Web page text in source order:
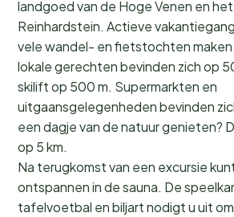
landgoed van de Hoge Venen en
Reinhardstein. Actieve
vele wandel- en fietstochten
lokale gerechten bevinden zich op
skilift op 500 m. Supermarkten en
uitgaansgelegenheden bevinden
een dagje van de natuur genieten?
op 5 km.
Na terugkomst van een excursie
ontspannen in de sauna. De
tafelvoetbal en biljart nodigt u uit